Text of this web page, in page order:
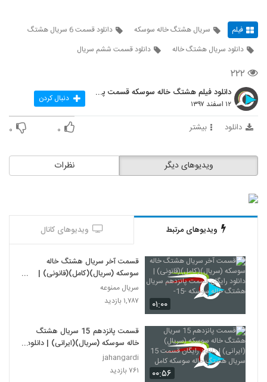
فیلم سریال هشتگ خاله سوسکه
دانلود قسمت 6 سریال هشتگ
دانلود سریال هشتگ خاله
دانلود قسمت ششم سریال
۲۲۲
دانلود فیلم هشتگ خاله سوسکه قسمت پنجم
۱۲ اسفند ۱۳۹۷ دنبال کردن
دانلود بیشتر ۰ ۰
نظرات ویدیوهای دیگر
ویدیوهای مرتبط ویدیوهای کانال
۰۱:۰۰
قسمت آخر سریال هشتگ خاله
سوسکه (سریال)(کامل)(قانونی) |
دانلود رایگان قسمت پانزدهم سریال
هشتگ خاله سوسکه -15-
سریال ممنوعه
۱,۷۸۷ بازدید
۰۰:۵۶
قسمت پانزدهم 15 سریال هشتگ
خاله سوسکه (سریال)(ایرانی) | دانلود
سوسکه کامل
jahangardi
۷۶۱ بازدید